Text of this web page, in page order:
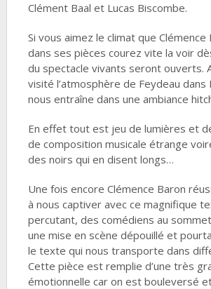
Clément Baal et Lucas Biscombe.
Si vous aimez le climat que Clémence
dans ses pièces courez vite la voir
du spectacle vivants seront ouverts.
visité l’atmosphère de Feydeau dans
nous entraîne dans une ambiance
En effet tout est jeu de lumières et
de composition musicale étrange
des noirs qui en disent longs…
Une fois encore Clémence Baron
à nous captiver avec ce magnifique
percutant, des comédiens au
une mise en scène dépouillé et
le texte qui nous transporte dans
Cette pièce est remplie d’une très
émotionnelle car on est bouleversé